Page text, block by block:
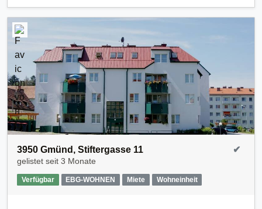
3950 Gmünd, Stiftergasse 11
gelistet seit 3 Monate
Verfügbar EBG-WOHNEN Miete Wohneinheit
✔